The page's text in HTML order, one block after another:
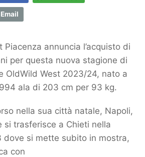
Email
Piacenza annuncia l’acquisto di
per questa nuova stagione di
OldWild West 2023/24, nato a
ala di 203 cm per 93 kg.
nella sua città natale, Napoli,
si trasferisce a Chieti nella
dove si mette subito in mostra,
con